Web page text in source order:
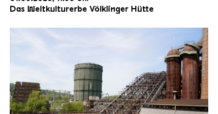
Das Weltkulturerbe Völklinger Hütte